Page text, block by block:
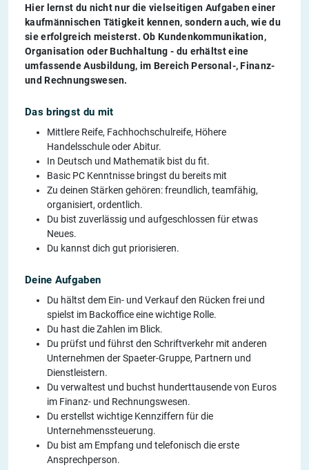
Hier lernst du nicht nur die vielseitigen Aufgaben einer
kaufmännischen Tätigkeit kennen, sondern auch, wie du
sie erfolgreich meisterst. Ob Kundenkommunikation,
Organisation oder Buchhaltung - du erhältst eine
umfassende Ausbildung, im Bereich Personal-, Finanz-
und Rechnungswesen.
Das bringst du mit
Mittlere Reife, Fachhochschulreife, Höhere
Handelsschule oder Abitur.
In Deutsch und Mathematik bist du fit.
Basic PC Kenntnisse bringst du bereits mit
Zu deinen Stärken gehören: freundlich, teamfähig,
organisiert, ordentlich.
Du bist zuverlässig und aufgeschlossen für etwas
Neues.
Du kannst dich gut priorisieren.
Deine Aufgaben
Du hältst dem Ein- und Verkauf den Rücken frei und
spielst im Backoffice eine wichtige Rolle.
Du hast die Zahlen im Blick.
Du prüfst und führst den Schriftverkehr mit anderen
Unternehmen der Spaeter-Gruppe, Partnern und
Dienstleistern.
Du verwaltest und buchst hunderttausende von Euros
im Finanz- und Rechnungswesen.
Du erstellst wichtige Kennziffern für die
Unternehmenssteuerung.
Du bist am Empfang und telefonisch die erste
Ansprechperson.